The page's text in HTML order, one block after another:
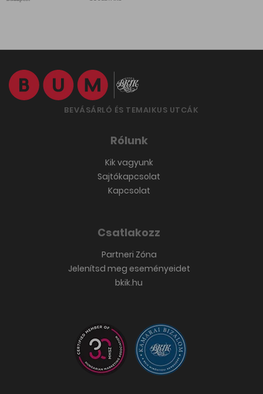
BEVÁSÁRLÓ ÉS TEMAIKUS UTCÁK
Rólunk
Kik vagyunk
Sajtókapcsolat
Kapcsolat
Csatlakozz
Partneri Zóna
Jelenítsd meg eseményeidet
bkik.hu